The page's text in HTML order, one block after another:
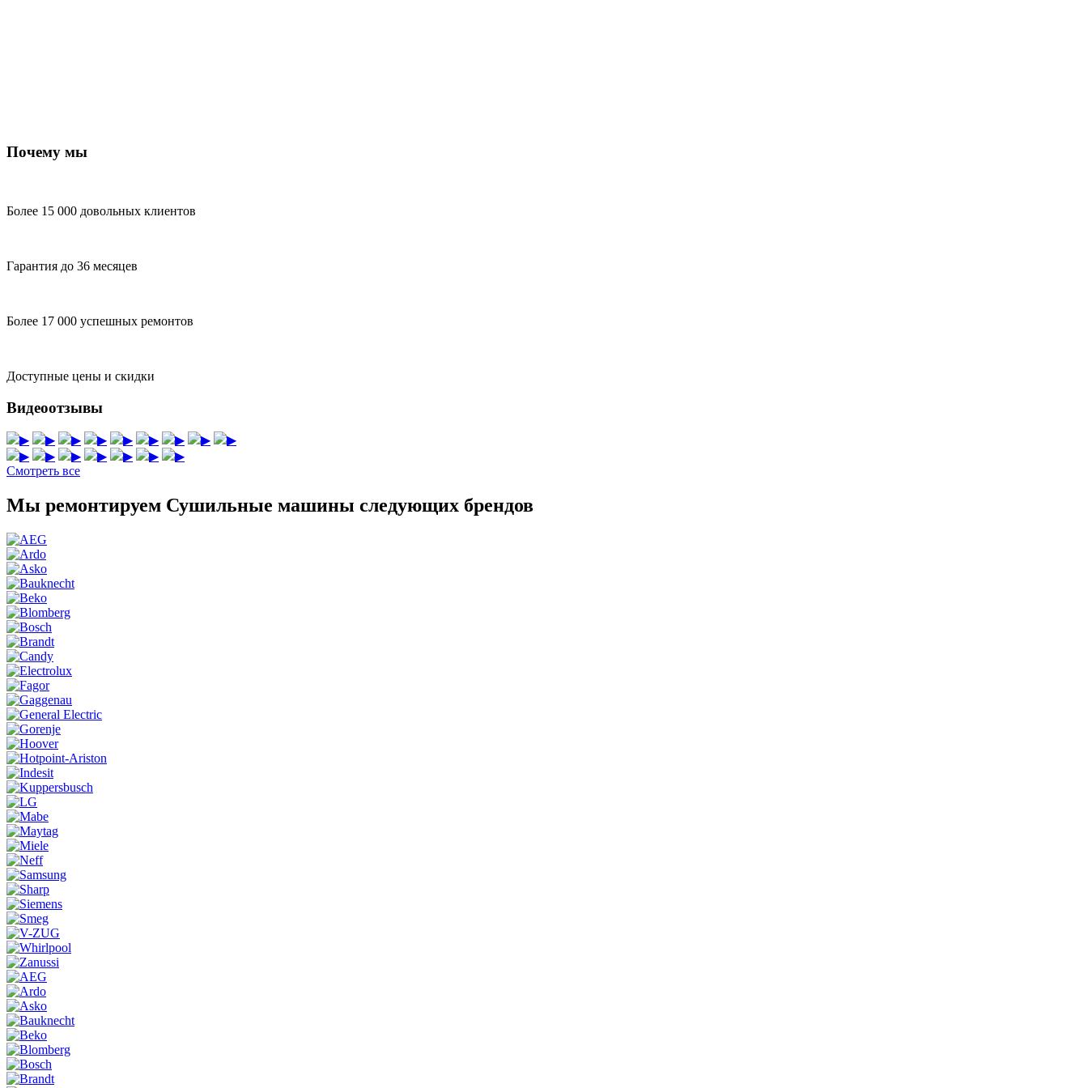
Почему мы
Более 15 000 довольных клиентов
Гарантия до 36 месяцев
Более 17 000 успешных ремонтов
Доступные цены и скидки
Видеоотзывы
▶ ▶ ▶ ▶ ▶ ▶ ▶ ▶
▶
▶
▶ ▶ ▶ ▶ ▶
▶
Смотреть все
Мы ремонтируем Сушильные машины следующих брендов